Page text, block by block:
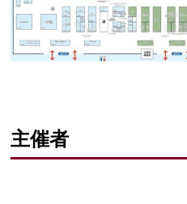
主催者